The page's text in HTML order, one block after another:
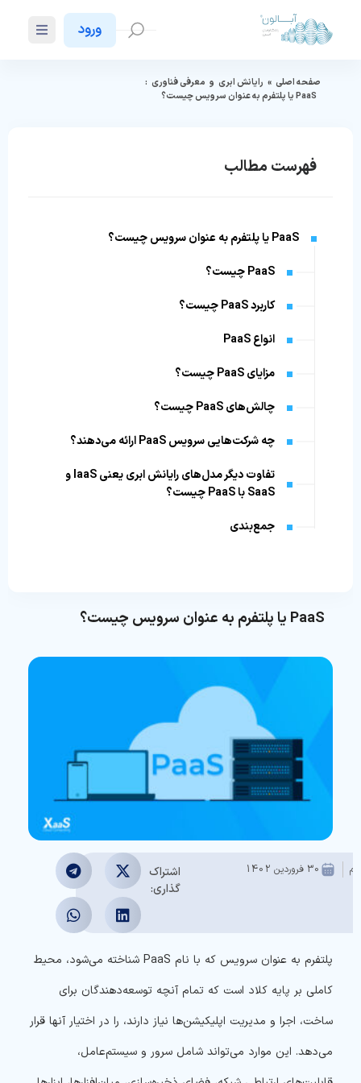
ورود
صفحه اصلی » رایانش ابری و معرفی فناوری :
PaaS یا پلتفرم به عنوان سرویس چیست؟
PaaS یا پلتفرم به عنوان سرویس چیست؟
30 فروردین 1402
اشتراک
گذاری:
پلتفرم به عنوان سرویس که با نام PaaS شناخته می‌شود، محیط
کاملی بر پایه کلاد است که تمام آنچه توسعه‌دهندگان برای
ساخت، اجرا و مدیریت اپلیکیشن‌ها نیاز دارند، را در اختیار آنها قرار
می‌دهد. این موارد می‌تواند شامل سرور و سیستم‌عامل،
فهرست مطالب
PaaS یا پلتفرم به عنوان سرویس چیست؟
PaaS چیست؟
کاربرد PaaS چیست؟
انواع PaaS
مزایای PaaS چیست؟
چالش‌های PaaS چیست؟
چه شرکت‌هایی سرویس PaaS ارائه می‌دهند؟
تفاوت دیگر مدل‌های رایانش ابری یعنی IaaS و
SaaS با PaaS چیست؟
جمع‌بندی